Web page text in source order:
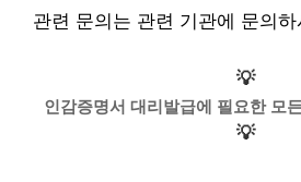
관련 문의는 관련 기관에 문의
💡
인감증명서 대리발급에 필요한 모
💡